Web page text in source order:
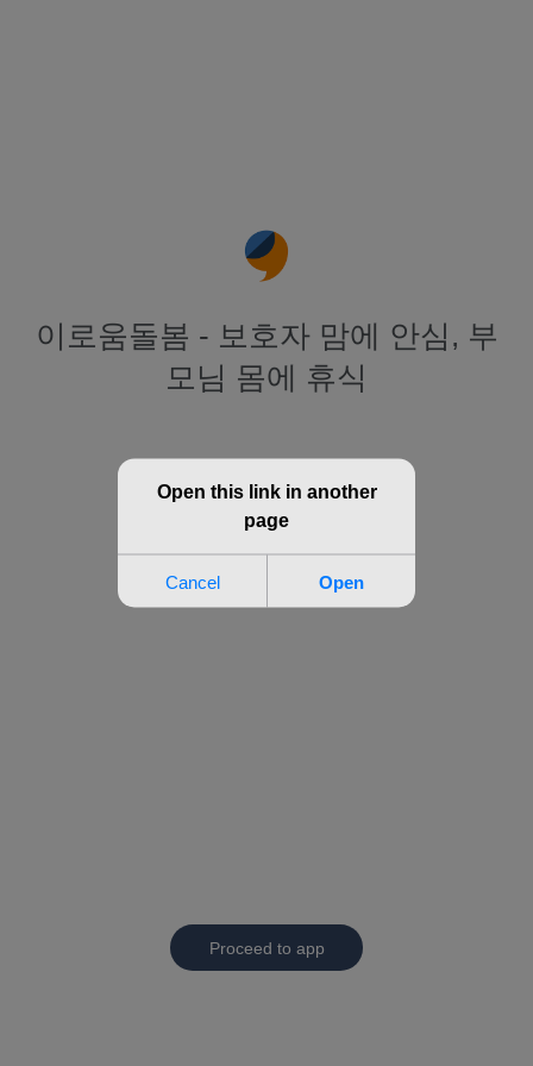
이로움돌봄 - 보호자 맘에 안심, 부
모님 몸에 휴식
Proceed to app